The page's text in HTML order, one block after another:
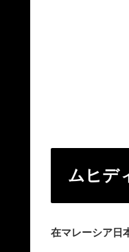
ムヒデ
在マレーシア日